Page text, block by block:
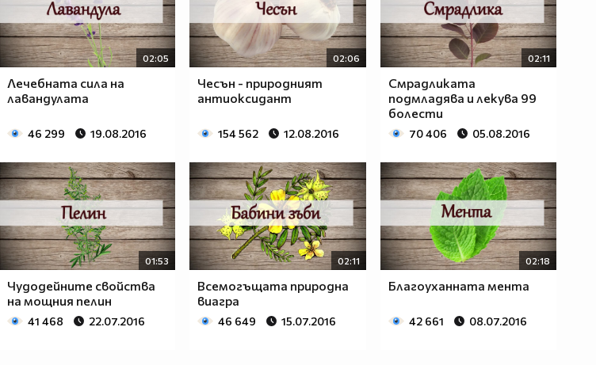
02:05
Лечебната сила на
лавандулата
46 299 19.08.2016
02:06
Чесън - природният
антиоксидант
154 562 12.08.2016
02:11
Смрадликата
подмладява и лекува 99
болести
70 406 05.08.2016
01:53
Чудодейните свойства
на мощния пелин
41 468 22.07.2016
02:11
Всемогъщата природна
виагра
46 649 15.07.2016
02:18
Благоуханната мента
42 661 08.07.2016